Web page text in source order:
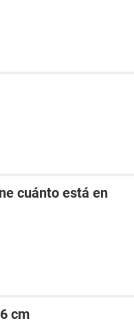
cuánto está en
cm